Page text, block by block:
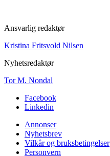
Ansvarlig redaktør
Kristina Fritsvold Nilsen
Nyhetsredaktør
Tor M. Nondal
Facebook
Linkedin
Annonser
Nyhetsbrev
Vilkår og bruksbetingelser
Personvern